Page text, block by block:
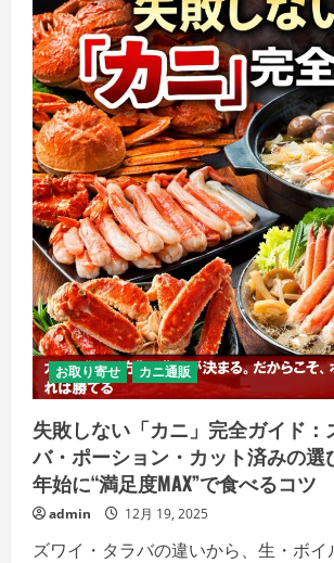
お取り寄せ カニ通販
失敗しない「カニ」完全ガイド：
バ・ポーション・カット済みの選
年始に“満足度MAX”で食べるコツ
admin 12月 19, 2025
ズワイ・タラバの違いから、生・ボイ